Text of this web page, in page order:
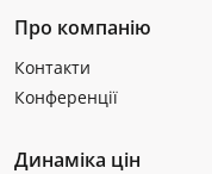
Про компанію
Контакти
Конференції
Динаміка цін